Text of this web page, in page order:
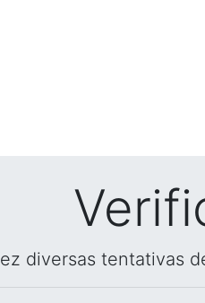
diversas tentativas